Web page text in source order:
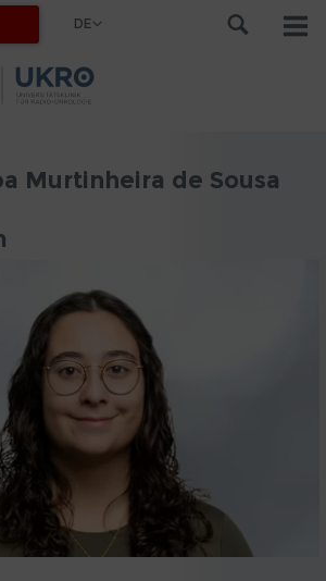
DE
Murtinheira de Sousa